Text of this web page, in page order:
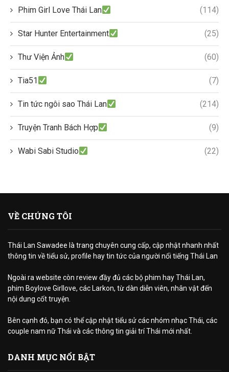
Phim Girl Love Thái Lan (114)
Star Hunter Entertainment (25)
Thư Viện Ảnh (60)
Tia51 (7)
Tin tức ngôi sao Thái Lan (214)
Truyện Tranh Bách Hợp (9)
Wabi Sabi Studio (22)
VỀ CHÚNG TÔI
Thái Lan Sawadee là trang chuyên cung cấp, cập nhật nhanh nhất
thông tin về tiểu sử, profile hay tin tức của người nổi tiếng Thái Lan
Ngoài ra website còn review đầy đủ các bộ phim hay Thái Lan,
phim Boylove Girllove, các Larkon, từ dàn diễn viên, nhân vật đến
nội dung cốt truyện.
Bên cạnh đó, bạn có thể cập nhật tiểu sử các nhóm nhạc Thái, các
couple nam nữ Thái và các thông tin giải trí Thái mới nhất.
DANH MỤC NỔI BẬT